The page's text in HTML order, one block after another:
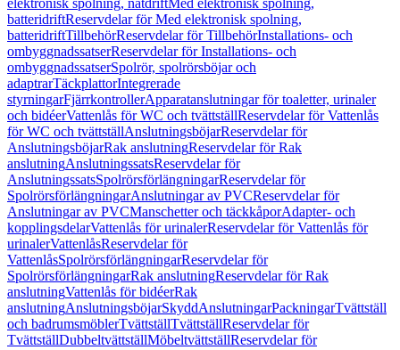
elektronisk spolning, nätdriftMed elektronisk spolning,
batteridriftReservdelar för Med elektronisk spolning,
batteridriftTillbehörReservdelar för TillbehörInstallations- och
ombyggnadssatserReservdelar för Installations- och
ombyggnadssatserSpolrör, spolrörsböjar och
adaptrarTäckplattorIntegrerade
styrningarFjärrkontrollerApparatanslutningar för toaletter, urinaler
och bidéerVattenlås för WC och tvättställReservdelar för Vattenlås
för WC och tvättställAnslutningsböjarReservdelar för
AnslutningsböjarRak anslutningReservdelar för Rak
anslutningAnslutningssatsReservdelar för
AnslutningssatsSpolrörsförlängningarReservdelar för
SpolrörsförlängningarAnslutningar av PVCReservdelar för
Anslutningar av PVCManschetter och täckkåporAdapter- och
kopplingsdelarVattenlås för urinalerReservdelar för Vattenlås för
urinalerVattenlåsReservdelar för
VattenlåsSpolrörsförlängningarReservdelar för
SpolrörsförlängningarRak anslutningReservdelar för Rak
anslutningVattenlås för bidéerRak
anslutningAnslutningsböjarSkyddAnslutningarPackningarTvättställ
och badrumsmöblerTvättställTvättställReservdelar för
TvättställDubbeltvättställMöbeltvättställReservdelar för